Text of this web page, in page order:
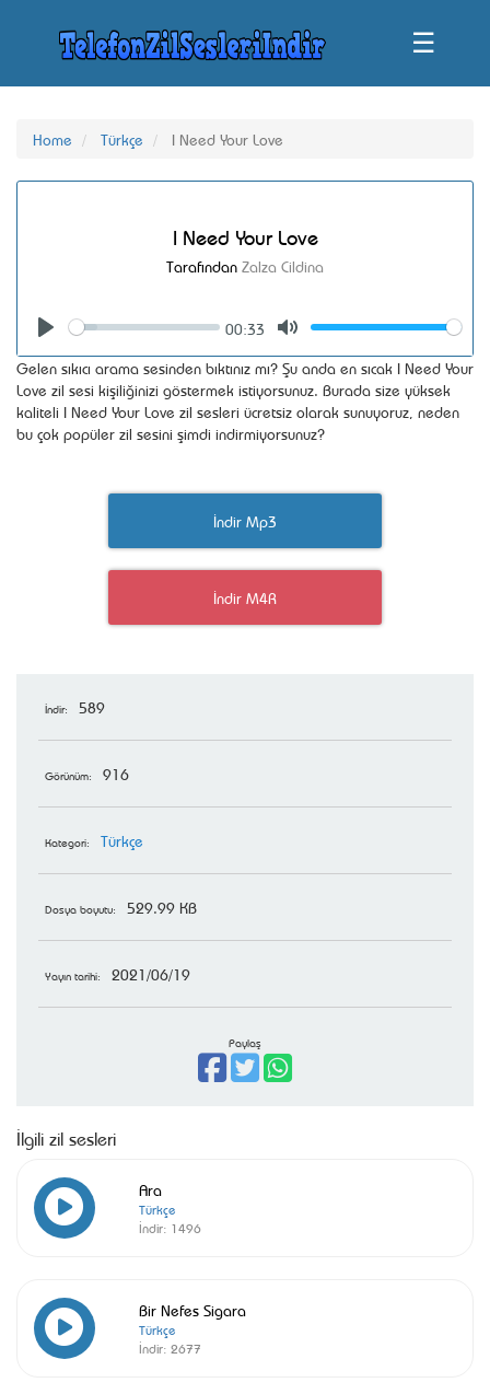
☰
Home Türkçe I Need Your Love
I Need Your Love
Tarafından Zalza Cildina
Seek
00:33
Volume
Gelen sıkıcı arama sesinden bıktınız mı? Şu anda en sıcak I Need Your
Love zil sesi kişiliğinizi göstermek istiyorsunuz. Burada size yüksek
kaliteli I Need Your Love zil sesleri ücretsiz olarak sunuyoruz, neden
bu çok popüler zil sesini şimdi indirmiyorsunuz?
İndir Mp3
İndir M4R
İndir: 589
Görünüm: 916
Kategori: Türkçe
Dosya boyutu: 529.99 KB
Yayın tarihi: 2021/06/19
Paylaş
İlgili zil sesleri
Ara
Türkçe
İndir: 1496
Bir Nefes Sigara
Türkçe
İndir: 2677